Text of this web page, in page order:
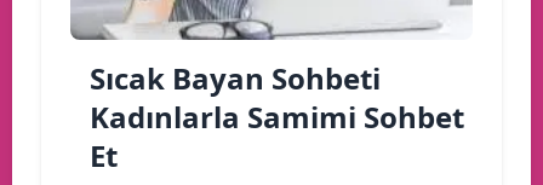
Sıcak Bayan Sohbeti
Kadınlarla Samimi Sohbet
Et